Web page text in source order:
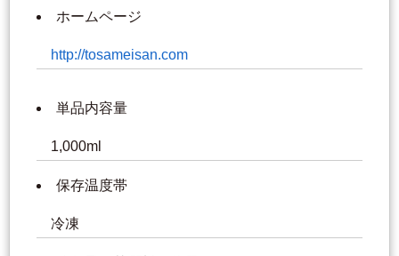
ホームページ
http://tosameisan.com
単品内容量
1,000ml
保存温度帯
冷凍